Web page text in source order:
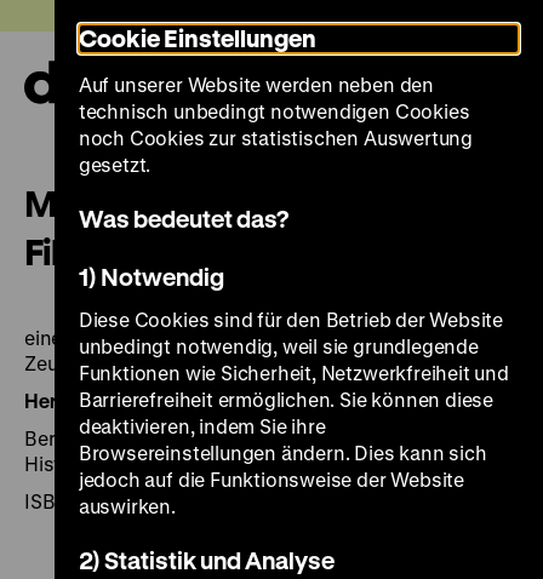
zum
Seiteninhalt
springen
Mythen der Nationen: Völker im
Film
eine Publikation zur gleichnamigen Filmreihe im
Zeughaus vom 19. März 1998 bis 9. Juni 1998.
Herausgegeben von:Hrsg.: Rainer Rother.
Berlin: DHM 1998, 408 Seiten: zahlr. Ill., Deutsches
Historisches Museum.
ISBN 3-86102-101-3
Cookie Einstellungen
Auf unserer Website werden neben den
technisch unbedingt notwendigen Cookies
noch Cookies zur statistischen Auswertung
gesetzt.
Was bedeutet das?
1) Notwendig
Diese Cookies sind für den Betrieb der Website
unbedingt notwendig, weil sie grundlegende
Funktionen wie Sicherheit, Netzwerkfreiheit und
Barrierefreiheit ermöglichen. Sie können diese
deaktivieren, indem Sie ihre
Browsereinstellungen ändern. Dies kann sich
jedoch auf die Funktionsweise der Website
auswirken.
2) Statistik und Analyse